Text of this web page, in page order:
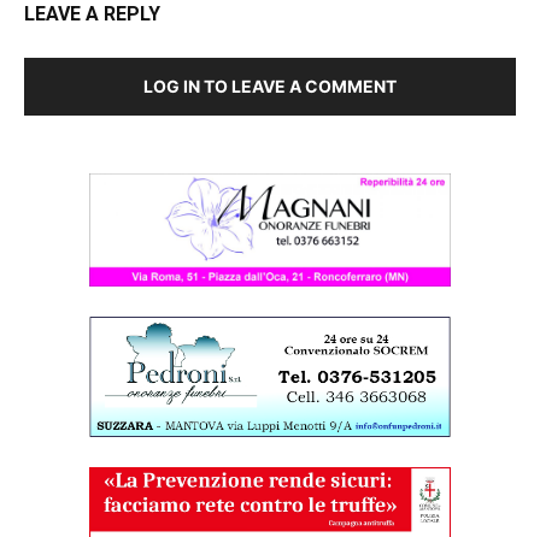
LEAVE A REPLY
LOG IN TO LEAVE A COMMENT